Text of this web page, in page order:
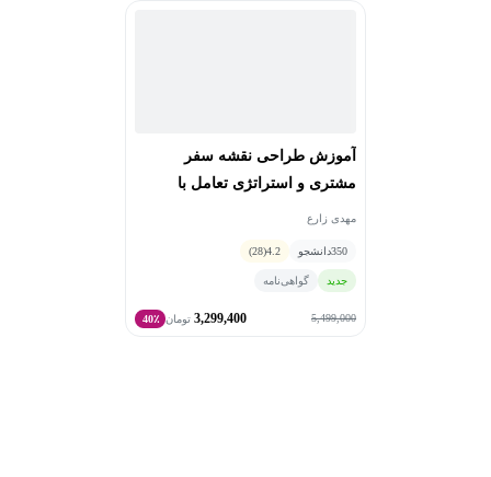
پس از سال‌ها همراهی نزدیک با کارآفرینان و صاحبان
کسب‌وکار به‌عنوان مشاور دیجیتال مارکتینگ و سرپرست
کلینیک مشاوره میدون، مسیر حرفه‌ای او به همکاری با
سازمان‌ها و شرکت‌های بزرگ گسترش یافت.
در این سال‌ها، تجربه همکاری با برندهایی همچون همراه اول،
صاشکو و ستاره اول را در کارنامه خود ثبت کرده است.
از جمله سوابق و مسئولیت‌های حرفه‌ای مهندس زارع
می‌توان به موارد زیر اشاره کرد:
آموزش طراحی نقشه سفر
مشتری و استراتژی تعامل با
مشتری
مهدی زارع
350دانشجو 4.2
(28)
جدید گواهی‌نامه
5,499,000
3,299,400 تومان 40٪